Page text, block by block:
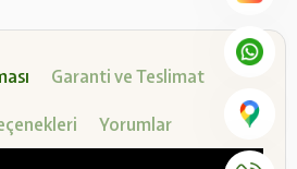
Garanti ve Teslimat
Yorumlar